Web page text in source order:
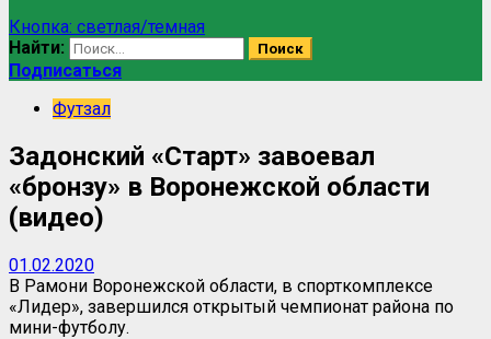
Кнопка: светлая/темная
Найти:
Подписаться
Футзал
Задонский «Старт» завоевал
«бронзу» в Воронежской области
(видео)
01.02.2020
В Рамони Воронежской области, в спорткомплексе
«Лидер», завершился открытый чемпионат района по
мини-футболу.